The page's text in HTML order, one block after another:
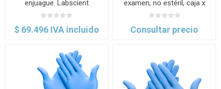
enjuague. Labscient
$ 69.496 IVA incluido
examen, no estéril, caja x
100 uds. kramer
Consultar precio